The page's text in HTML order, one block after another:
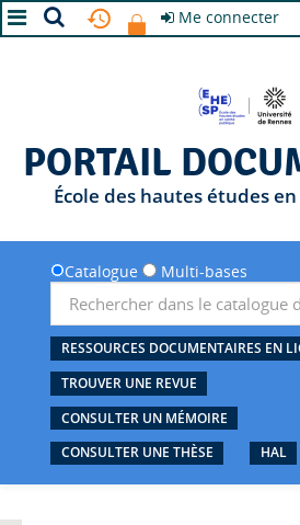
Me connecter
PORTAIL
École des hautes études
Catalogue Multi-bases
RESSOURCES DOCUMENTAIRES EN
TROUVER UNE REVUE
CONSULTER UN MÉMOIRE
CONSULTER UNE THÈSE
HAL